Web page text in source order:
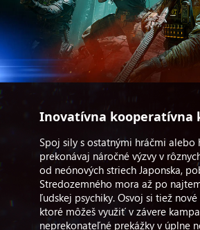
Inovatívna kooperatívna
Spoj sily s ostatnými hráčmi alebo
prekonávaj náročné výzvy v
od neónových striech Japonska,
Stredozemného mora až po
ľudskej psychiky. Osvoj si tiež
ktoré môžeš využiť v závere
neprekonateľné prekážky v úplne